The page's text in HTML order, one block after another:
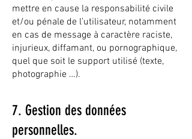
mettre en cause la responsabilité civile
et/ou pénale de l’utilisateur, notamment
en cas de message à caractère raciste,
injurieux, diffamant, ou pornographique,
quel que soit le support utilisé (texte,
photographie …).
7. Gestion des données
personnelles.